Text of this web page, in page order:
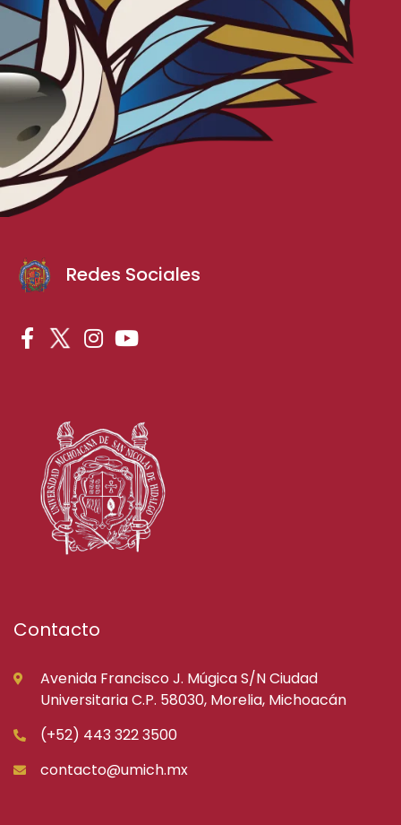
Redes Sociales
Contacto
Avenida Francisco J. Múgica S/N Ciudad
Universitaria C.P. 58030, Morelia, Michoacán
(+52) 443 322 3500
contacto@umich.mx